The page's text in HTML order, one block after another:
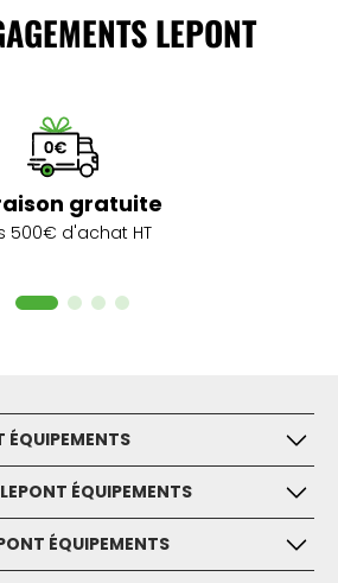
LEPONT
gratuite
500€ d'achat HT
ÉQUIPEMENTS
ÉQUIPEMENTS
ÉQUIPEMENTS